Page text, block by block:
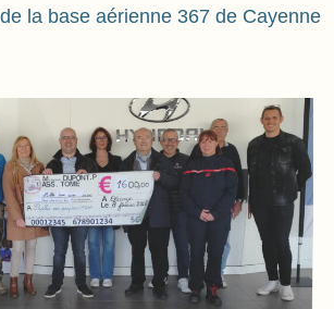
la base aérienne 367 de Cayenne